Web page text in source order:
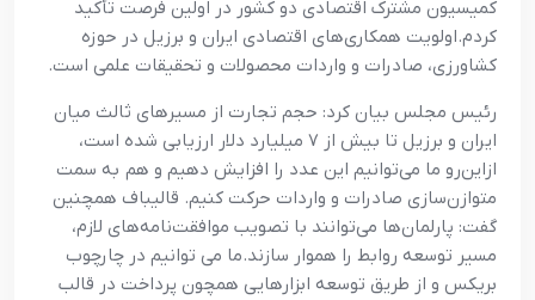
کمیسیون مشترک اقتصادی دو کشور در اولین فرصت تأکید
کردم.اولویت همکاری‌های اقتصادی ایران و برزیل در حوزه
کشاورزی، صادرات و واردات محصولات و تحقیقات علمی است.
رئیس مجلس بیان کرد: حجم تجارت از مسیرهای ثالث میان
ایران و برزیل تا بیش از ۷ میلیارد دلار ارزیابی شده است،
ازاین‌رو ما می‌توانیم این عدد را افزایش دهیم و هم به سمت
متوازن‌سازی صادرات و واردات حرکت کنیم. قالیباف همچنین
گفت: پارلمان‌ها می‌توانند با تصویب موافقت‌نامه‌های لازم،
مسیر توسعه روابط را هموار سازند.ما می توانیم در چارچوب
بریکس و از طریق توسعه ابزارهایی همچون پرداخت در قالب